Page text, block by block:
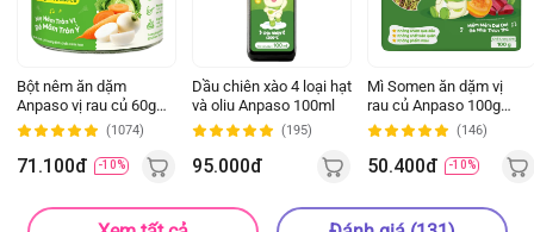
Bột nêm ăn dặm
Anpaso vị rau củ 60g
*giao ngẫu nhiên
(1074)
71.100đ -10%
Dầu chiên xào 4 loại hạt
và oliu Anpaso 100ml
(195)
95.000đ
Mì Somen ăn dặm vị
rau củ Anpaso 100g
*giao bao bì ngẫu nhiên
(146)
50.400đ -10%